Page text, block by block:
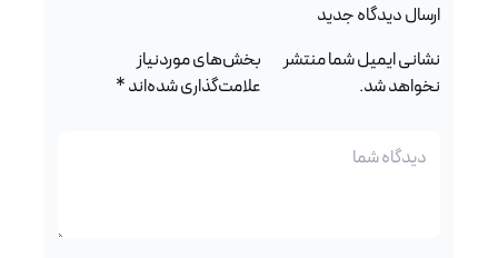
ارسال دیدگاه جدید
نشانی ایمیل شما منتشر
نخواهد شد.
بخش‌های موردنیاز
علامت‌گذاری شده‌اند*